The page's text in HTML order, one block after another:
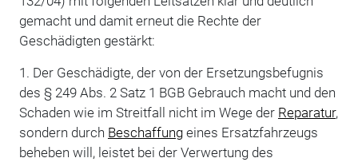
gemacht und damit erneut die Rechte der
Geschädigten gestärkt:
1. Der Geschädigte, der von der Ersetzungsbefugnis
des § 249 Abs. 2 Satz 1 BGB Gebrauch macht und den
Schaden wie im Streitfall nicht im Wege der Reparatur,
sondern durch Beschaffungeines Ersatzfahrzeugs
beheben will, leistet bei der Verwertung des